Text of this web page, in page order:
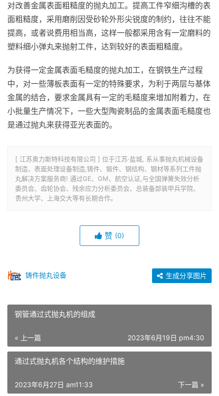
对改善金属表面粗糙度的抛丸加工。提高工件窄细沟槽的表
面粗糙度，采用磨削因受砂轮外形尖锐度的制约，往往不能
提高，或者说费用相当高，这样一般都采用含有一定磨料的
塑料细小弹丸来抛射工件，达到较好的表面粗糙度。
为获得一定金属表面毛糙度的抛丸加工，在钢铁生产过程
中，对一些薄板表面有一定的特殊要求，为利于两层与基体
金属的结合，要求金属具有一定的毛糙度来增加附着力，在
小批量生产情况下，一些大型陶瓷制品的金属表面毛糙度也
是通过抛丸来获得亚光表面的。
[ 江苏奥力斯特科技有限公司 ] 位于江苏·盐城, 系从事抛丸机械设备
制造、表面处理设备制造,铸件、锻件、钢结构、钢材等系列工件抛
丸解决方案服务商! 通过GE、GM、航空认证,与全国弹簧失效分析
委员会、齿轮协会、残余应力分析委员会、总装备部装甲兵学院、
贵州大学、上海交大等有长期合作。
赞 (0)
铸件抛丸设备 生成分享图片
钢管通过式抛丸机的组成
« 上一篇 2023年6月19日 pm4:30
通过式抛丸机各个结构的维护措施
下一篇 »
2023年6月27日 am11:33